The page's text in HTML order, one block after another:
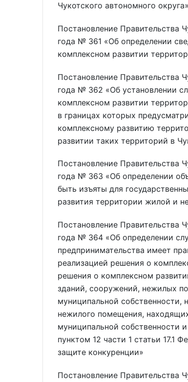
Чукотского автономного округа»
Постановление Правительства
года № 361 «Об определении
комплексном развитии
Постановление Правительства
года № 362 «Об установлении
комплексном развитии
в границах которых
комплексному развитию
развитии таких территорий в
Постановление Правительства
года № 363 «Об определении
быть изъяты для
развития территории жилой и
Постановление Правительства
года № 364 «Об определении
предпринимательства имеет
реализацией решения о
решения о комплексном
зданий, сооружений, нежилых
муниципальной собственности,
нежилого помещения,
муниципальной собственности
пунктом 12 части 1 статьи 17.1
защите конкуренции»
Постановление Правительства